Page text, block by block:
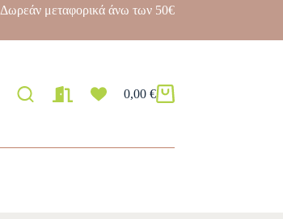
Δωρεάν μεταφορικά άνω των 50€
0,00 €